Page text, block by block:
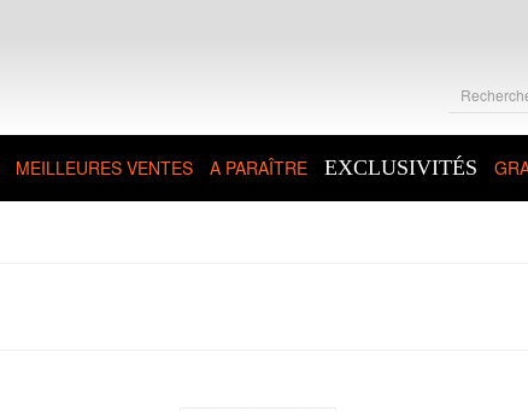
MEILLEURES VENTES A PARAÎTRE EXCLUSIVITÉS